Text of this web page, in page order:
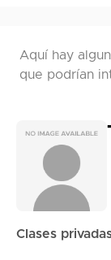
Aquí hay
que podrían
Clases